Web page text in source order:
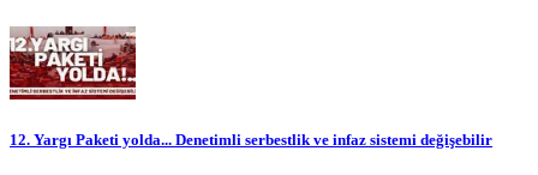
12. Yargı Paketi yolda... Denetimli serbestlik ve infaz sistemi değişebilir